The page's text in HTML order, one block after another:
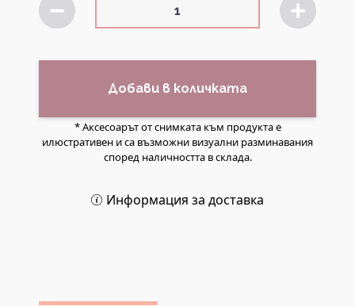
Добави в количката
* Аксесоарът от снимката към продукта е
илюстративен и са възможни визуални разминавания
според наличността в склада.
Информация за доставка